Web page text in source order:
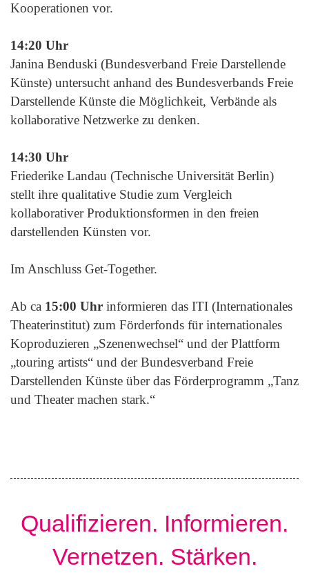
Kooperationen vor.
14:20 Uhr
Janina Benduski (Bundesverband Freie Darstellende
Künste) untersucht anhand des Bundesverbands Freie
Darstellende Künste die Möglichkeit, Verbände als
kollaborative Netzwerke zu denken.
14:30 Uhr
Friederike Landau (Technische Universität Berlin)
stellt ihre qualitative Studie zum Vergleich
kollaborativer Produktionsformen in den freien
darstellenden Künsten vor.
Im Anschluss Get-Together.
Ab ca 15:00 Uhr informieren das ITI (Internationales
Theaterinstitut) zum Förderfonds für internationales
Koproduzieren „Szenenwechsel“ und der Plattform
„touring artists“ und der Bundesverband Freie
Darstellenden Künste über das Förderprogramm „Tanz
und Theater machen stark.“
Qualifizieren. Informieren.
Vernetzen. Stärken.